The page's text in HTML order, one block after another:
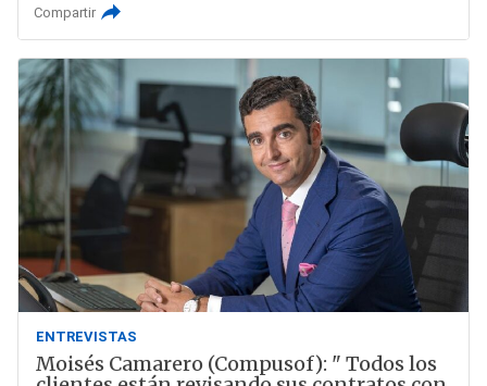
Compartir
ENTREVISTAS
Moisés Camarero (Compusof): " Todos los